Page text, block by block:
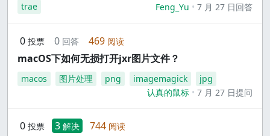
trae Feng_Yu 7 月 27 日回答
0 投票 0 回答 469 阅读
macOS下如何无损打开jxr图片文件？
macos 图片处理 png imagemagick
jpg
认真的鼠标
7 月 27 日提问
0 投票 3 解决 744 阅读